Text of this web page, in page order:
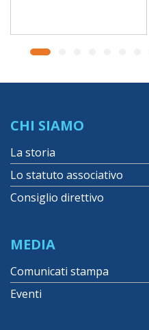
CHI SIAMO
La storia
Lo statuto associativo
Consiglio direttivo
MEDIA
Comunicati stampa
Eventi